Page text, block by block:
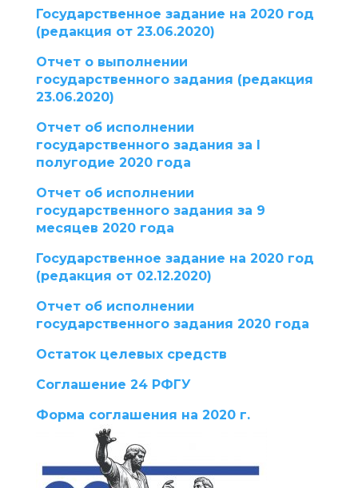
Государственное задание на 2020 год
(редакция от 23.06.2020)
Отчет о выполнении
государственного задания (редакция
23.06.2020)
Отчет об исполнении
государственного задания за I
полугодие 2020 года
Отчет об исполнении
государственного задания за 9
месяцев 2020 года
Государственное задание на 2020 год
(редакция от 02.12.2020)
Отчет об исполнении
государственного задания 2020 года
Остаток целевых средств
Соглашение 24 РФГУ
Форма соглашения на 2020 г.